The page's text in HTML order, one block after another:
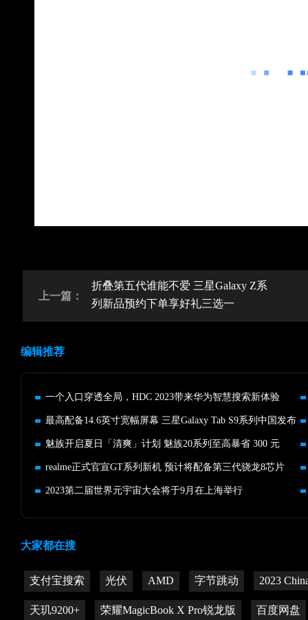
上一篇：
折叠第五代谁能不爱 三星Galaxy Z系
列新品预约下单享好礼三选一
编辑推荐
一个入口穿透全局，HDC 2023带来华为智慧搜索新体验
最高配备14.6英寸宽幅屏幕 三星Galaxy Tab S9系列中国发布
魅族开启夏日「清爽」计划 魅族20系列至高暴省 300 元
realme正式官宣GT系列新机 预计将配备第三代骁龙8芯片
2023第二届世界元宇宙大会将于9月在上海举行
大家都在搜
支付宝搜索 光伏 AMD 字节跳动 2023
天玑9200+ 荣耀MagicBook X Pro锐龙版 百度网盘